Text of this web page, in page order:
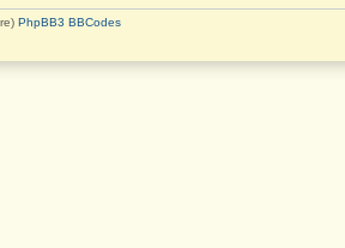
PhpBB3 BBCodes